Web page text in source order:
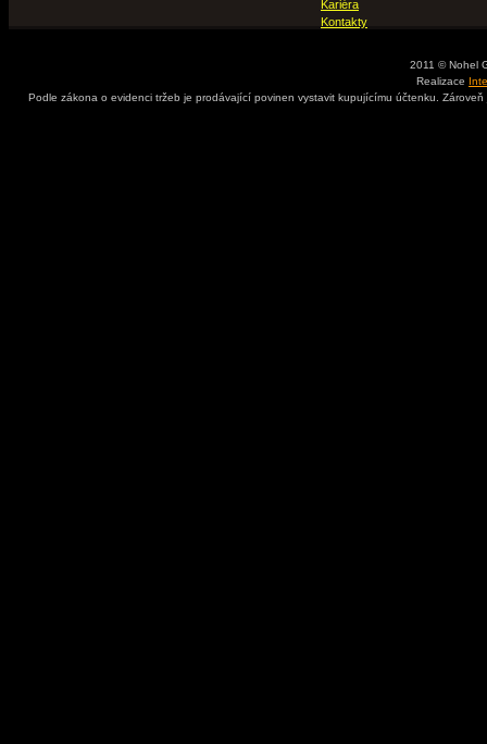
Kariéra
Kontakty
2011 © Nohel
Realizace
Podle zákona o evidenci tržeb je prodávající povinen vystavit kupujícímu účtenku.